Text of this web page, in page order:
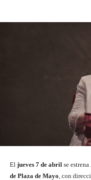
El jueves 7 de abril se estrena
de Plaza de Mayo, con